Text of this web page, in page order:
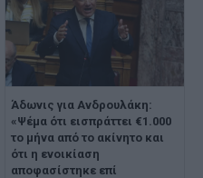
Άδωνις για Ανδρουλάκη:
«Ψέμα ότι εισπράττει €1.000
το μήνα από το ακίνητο και
ότι η ενοικίαση
αποφασίστηκε επί